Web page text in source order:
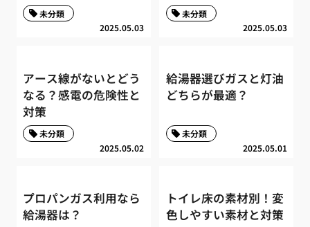
2025.05.03
未分類
2025.05.03
未分類
アース線がないとどう
なる？感電の危険性と
対策
2025.05.02
未分類
給湯器選びガスと灯油
どちらが最適？
2025.05.01
未分類
プロパンガス利用なら
給湯器は？
トイレ床の素材別！変
色しやすい素材と対策